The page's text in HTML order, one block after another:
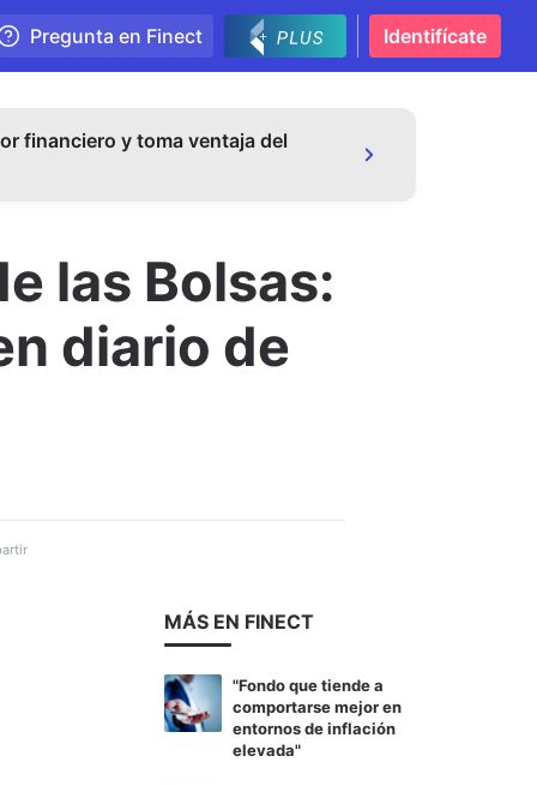
Pregunta en Finect Identifícate
financiero y toma ventaja del
las Bolsas:
diario de
MÁS EN FINECT
"Fondo que tiende a
comportarse mejor en
entornos de inflación
elevada"